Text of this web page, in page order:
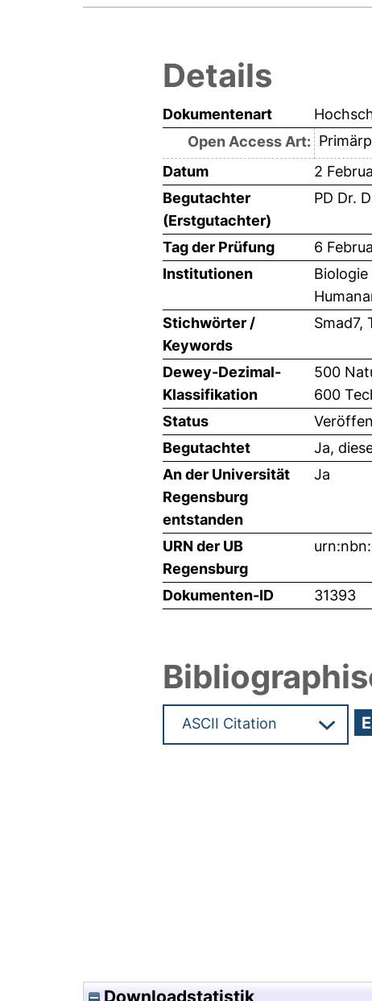
Details
Dokumentenart
Open Access Art:
Datum
2
Begutachter
(Erstgutachter)
PD Dr.
Tag der Prüfung
6
Institutionen
Stichwörter /
Keywords
Smad7,
Dewey-Dezimal-
Klassifikation
500
600
Status
Begutachtet
Ja,
An der Universität
Regensburg
entstanden
Ja
URN der UB
Regensburg
Dokumenten-ID 31393
Downloadstatistik